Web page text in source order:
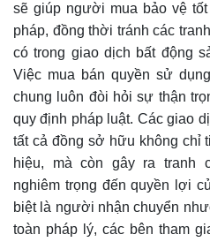
sẽ giúp người mua bảo vệ
pháp, đồng thời tránh các
có trong giao dịch bất động
Việc mua bán quyền sử
chung luôn đòi hỏi sự thận
quy định pháp luật. Các giao
tất cả đồng sở hữu không chỉ
hiệu, mà còn gây ra tranh
nghiêm trọng đến quyền lợi
biệt là người nhận chuyển
toàn pháp lý, các bên tham